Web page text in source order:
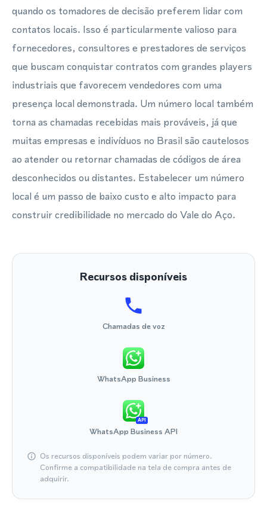
quando os tomadores de decisão preferem lidar com
contatos locais. Isso é particularmente valioso para
fornecedores, consultores e prestadores de serviços
que buscam conquistar contratos com grandes players
industriais que favorecem vendedores com uma
presença local demonstrada. Um número local também
torna as chamadas recebidas mais prováveis, já que
muitas empresas e indivíduos no Brasil são cautelosos
ao atender ou retornar chamadas de códigos de área
desconhecidos ou distantes. Estabelecer um número
local é um passo de baixo custo e alto impacto para
construir credibilidade no mercado do Vale do Aço.
Recursos disponíveis
Chamadas de voz
WhatsApp Business
API
WhatsApp Business API
Os recursos disponíveis podem variar por número.
Confirme a compatibilidade na tela de compra antes de
adquirir.